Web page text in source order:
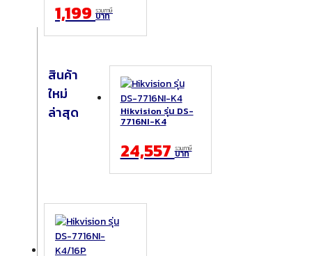
1,199 รวมภาษี
บาท
Hikvision รุ่น DS-
7716NI-K4
24,557รวมภาษี
บาท
สินค้า
ใหม่
ล่าสุด